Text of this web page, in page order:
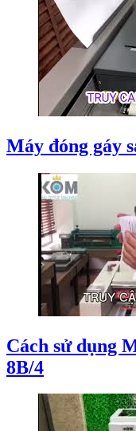
Máy đóng gáy
Cách sử dụng
8B/4